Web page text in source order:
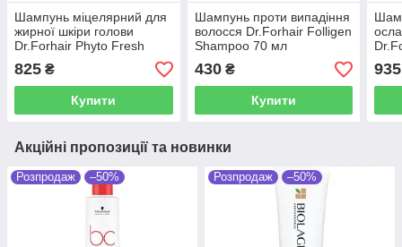
Шампунь міцелярний для
жирної шкіри голови
Dr.Forhair Phyto Fresh
Shampoo 300 мл
825 ₴
Купити
Шампунь проти випадіння
волосся Dr.Forhair Folligen
Shampoo 70 мл
430₴
Купити
935
Акційні пропозиції та новинки
Розпродаж –50% Розпродаж –50%